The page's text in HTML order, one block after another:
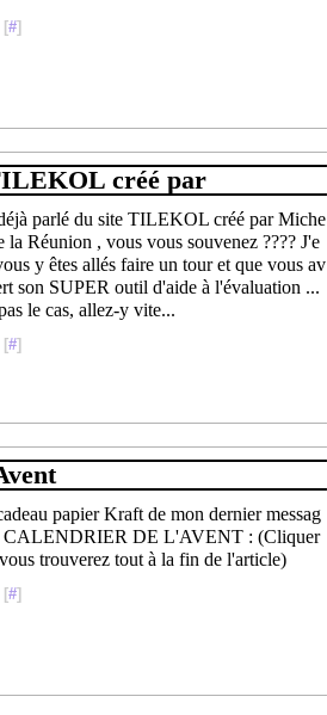
[#]
créé par
parlé du site TILEKOL créé par Miche
la Réunion , vous vous souvenez ???? J'e
y êtes allés faire un tour et que vous av
son SUPER outil d'aide à l'évaluation ...
le cas, allez-y vite...
[#]
papier Kraft de mon dernier messag
CALENDRIER DE L'AVENT : (Cliquer
trouverez tout à la fin de l'article)
[#]